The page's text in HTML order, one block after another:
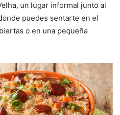
un lugar informal junto al
puedes sentarte en el
o en una pequeña